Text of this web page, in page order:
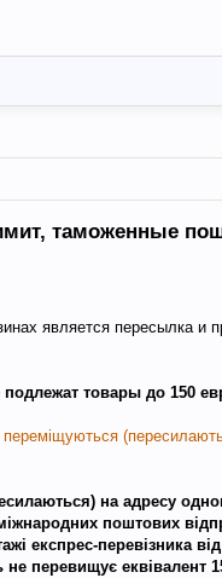
таможенные
является пересылка
товары до 150
на адресу
поштових
експрес-перевізника
перевищує еквівалент